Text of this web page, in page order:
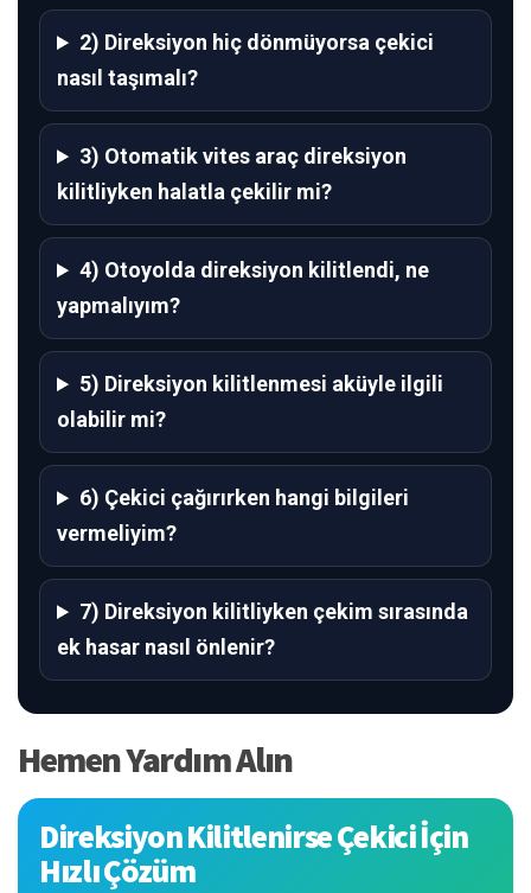
2) Direksiyon hiç dönmüyorsa çekici
nasıl taşımalı?
3) Otomatik vites araç direksiyon
kilitliyken halatla çekilir mi?
4) Otoyolda direksiyon kilitlendi, ne
yapmalıyım?
5) Direksiyon kilitlenmesi aküyle ilgili
olabilir mi?
6) Çekici çağırırken hangi bilgileri
vermeliyim?
7) Direksiyon kilitliyken çekim sırasında
ek hasar nasıl önlenir?
Hemen Yardım Alın
Direksiyon Kilitlenirse Çekici İçin
Hızlı Çözüm